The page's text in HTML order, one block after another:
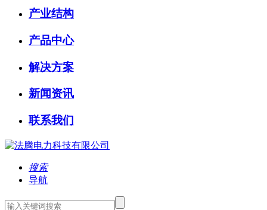
产业结构
产品中心
解决方案
新闻资讯
联系我们
搜索
导航